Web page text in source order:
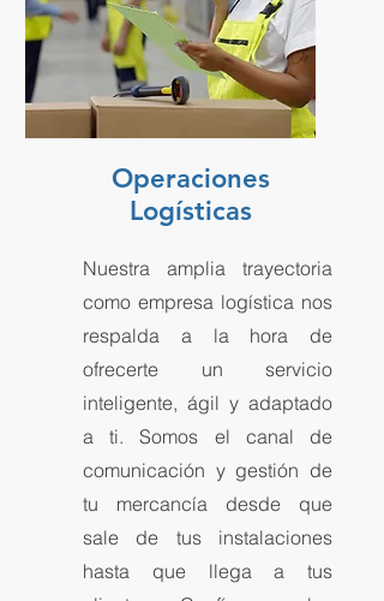
Operaciones
Logísticas
Nuestra amplia trayectoria
como empresa logística nos
respalda a la hora de
ofrecerte un servicio
inteligente, ágil y adaptado
a ti. Somos el canal de
comunicación y gestión de
tu mercancía desde que
sale de tus instalaciones
hasta que llega a tus